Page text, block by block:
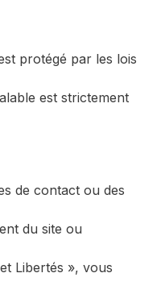
protégé par les lois
est strictement
de contact ou des
du site ou
Libertés », vous